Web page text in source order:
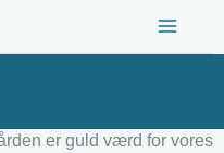
er guld værd for vores